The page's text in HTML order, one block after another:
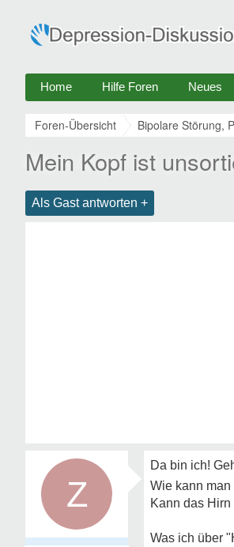
Home Hilfe Foren Neues
Foren-Übersicht Bipolare Störung,
Mein Kopf ist
Als Gast antworten +
Z
Da bin ich!
Wie kann
Kann das
Was ich über